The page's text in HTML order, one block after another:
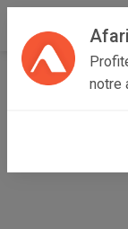
notre
Accueil